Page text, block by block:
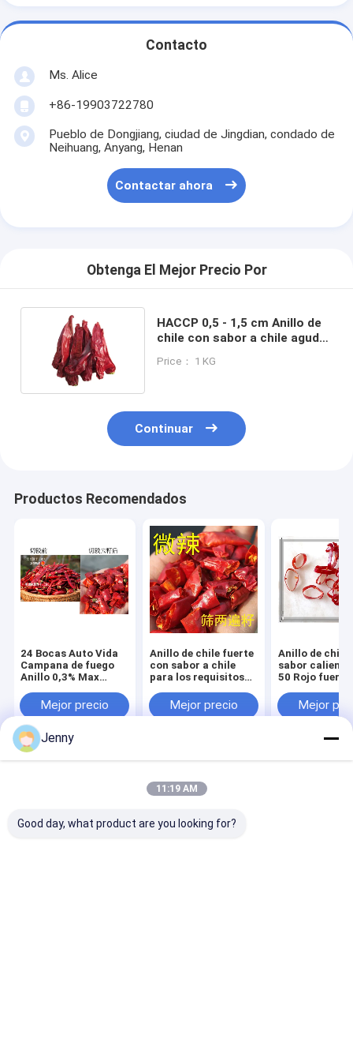
Contacto
Ms. Alice
+86-19903722780
Pueblo de Dongjiang, ciudad de Jingdian, condado de
Neihuang, Anyang, Henan
Contactar ahora
Obtenga El Mejor Precio Por
HACCP 0,5 - 1,5 cm Anillo de
chile con sabor a chile agudo
Price： 1 KG
Continuar
Productos Recomendados
24 Bocas Auto Vida
Campana de fuego
Anillo 0,3% Max
opciónMejor precio
Anillo de chile fuerte
con sabor a chile
para los requisitos
Mejor precio
Anillo de chile
sabor caliente
50 Rojo fuerte
Mejor
Inicio Mapa del Sitio
Desktop Site
Mapa del Sitio
Privacy Policy
Co. Ltd. All Rights Reserved.
Jenny
11:19 AM
Good day, what product are you looking for?